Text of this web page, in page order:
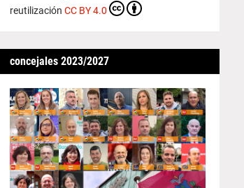
reutilización CC BY 4.0
concejales 2023/2027